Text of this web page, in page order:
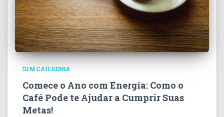
SEM CATEGORIA
Comece o Ano com Energia: Como o
Café Pode te Ajudar a Cumprir Suas
Metas!